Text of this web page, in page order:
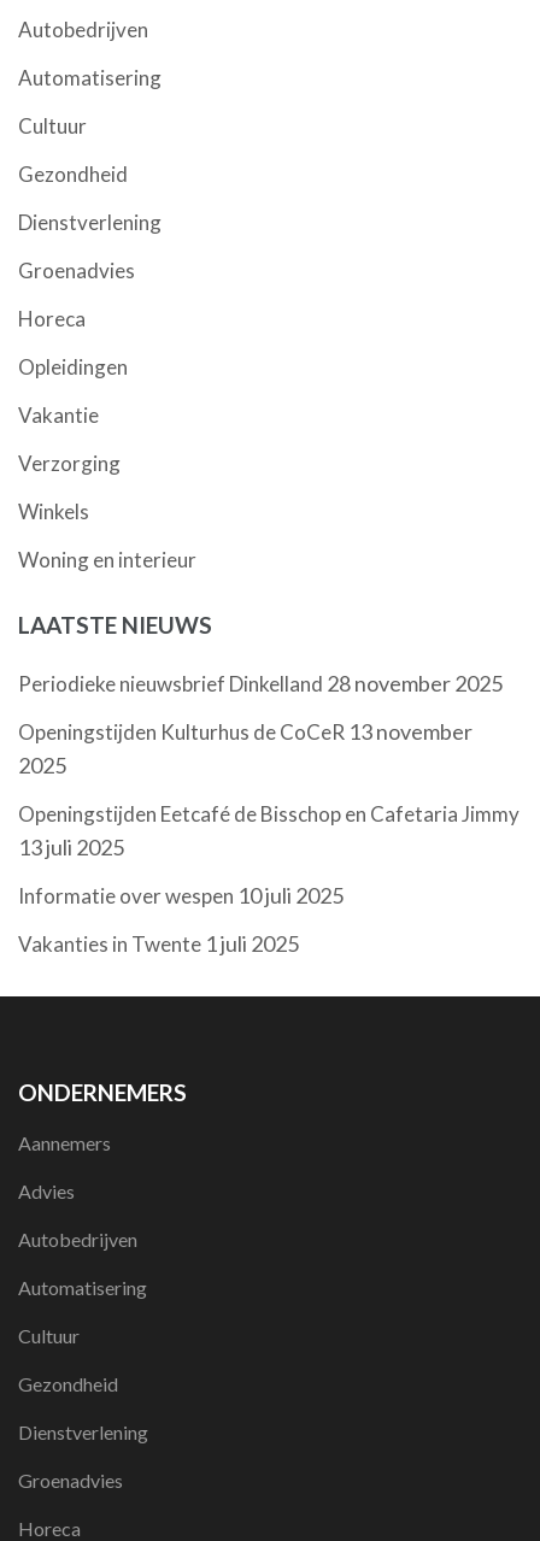
Autobedrijven
Automatisering
Cultuur
Gezondheid
Dienstverlening
Groenadvies
Horeca
Opleidingen
Vakantie
Verzorging
Winkels
Woning en interieur
LAATSTE NIEUWS
Periodieke nieuwsbrief Dinkelland 28 november 2025
Openingstijden Kulturhus de CoCeR 13 november
2025
Openingstijden Eetcafé de Bisschop en Cafetaria Jimmy
13 juli 2025
Informatie over wespen 10 juli 2025
Vakanties in Twente 1 juli 2025
ONDERNEMERS
Aannemers
Advies
Autobedrijven
Automatisering
Cultuur
Gezondheid
Dienstverlening
Groenadvies
Horeca